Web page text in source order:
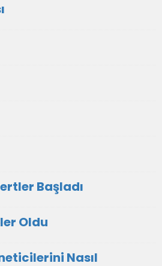
Başladı
Oldu
Nasıl